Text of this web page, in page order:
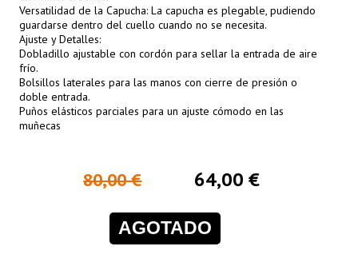
Versatilidad de la Capucha: La capucha es plegable, pudiendo
guardarse dentro del cuello cuando no se necesita.
Ajuste y Detalles:
Dobladillo ajustable con cordón para sellar la entrada de aire
frío.
Bolsillos laterales para las manos con cierre de presión o
doble entrada.
Puños elásticos parciales para un ajuste cómodo en las
muñecas
80,00 € 64,00 €
AGOTADO